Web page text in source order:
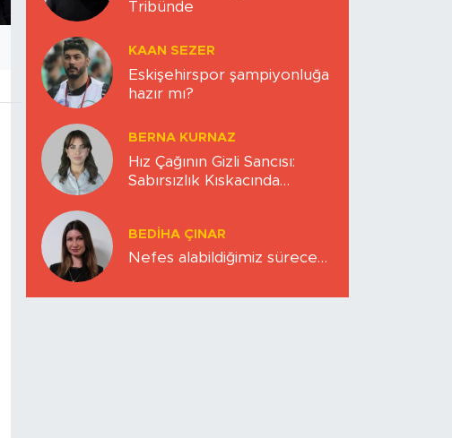
Tribünde
KAAN SEZER
Eskişehirspor şampiyonluğa
hazır mı?
BERNA KURNAZ
Hız Çağının Gizli Sancısı:
Sabırsızlık Kıskacında
BEDIHA ÇINAR
Nefes alabildiğimiz sürece…